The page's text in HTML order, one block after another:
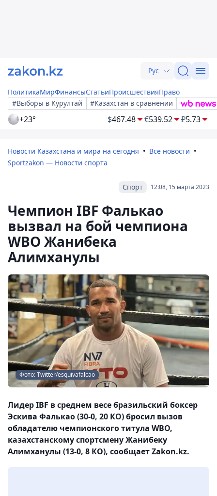
Рус
ПолитикаМирФинансыСтатьиПроисшествияПраво
#Выборы в Курултай
#Казахстан в сравнении
+23° $467.48 €539.52 ₽5.73
Новости Казахстана и мира на сегодня
Все новости
Sportzakon — Новости спорта
12:08, 15 марта 2023
Спорт
Чемпион IBF Фалькао
вызвал на бой чемпиона
WBO Жанибека
Алимханулы
Фото: Twitter/esquivafalcao
Лидер IBF в среднем весе бразильский боксер
Эскива Фалькао (30-0, 20 КО) бросил вызов
обладателю чемпионского титула WBO,
казахстанскому спортсмену Жанибеку
Алимханулы (13-0, 8 КО), сообщает Zakon.kz.